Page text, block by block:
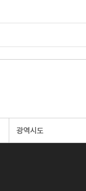
광역시도